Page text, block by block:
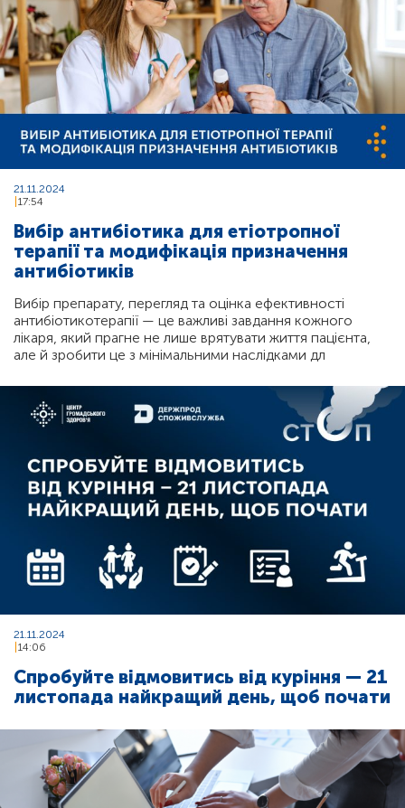
21.11.2024
17:54
Вибір антибіотика для етіотропної
терапії та модифікація призначення
антибіотиків
Вибір препарату, перегляд та оцінка ефективності
антибіотикотерапії — це важливі завдання кожного
лікаря, який прагне не лише врятувати життя пацієнта,
але й зробити це з мінімальними наслідками дл
21.11.2024
14:06
Спробуйте відмовитись від куріння — 21
листопада найкращий день, щоб почати